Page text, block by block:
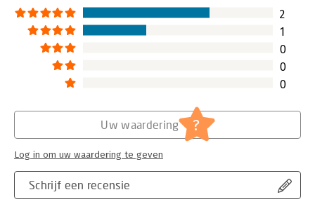
2
1
0
0
0
Schrijf een recensie
Uw waardering ?
Log in om uw waardering te geven